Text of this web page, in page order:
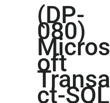
DPO AS A SERVICE
NOUS CONNAÎTRE
ACTUALITÉS
(DP-
080)
Micros
oft
Transa
ct-SQL